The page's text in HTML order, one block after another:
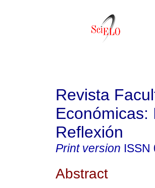
Revista
Económicas:
Reflexión
Print version ISSN
Abstract